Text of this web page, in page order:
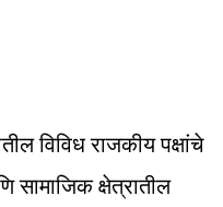
विविध राजकीय पक्षांचे
सामाजिक क्षेत्रातील